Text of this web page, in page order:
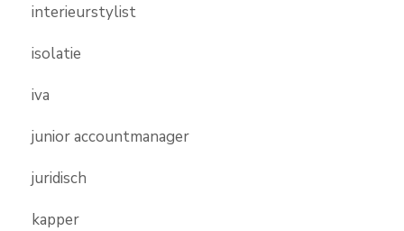
interieurstylist
isolatie
iva
junior accountmanager
juridisch
kapper